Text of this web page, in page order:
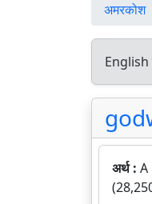
अमरकोश
English
अर्थ :